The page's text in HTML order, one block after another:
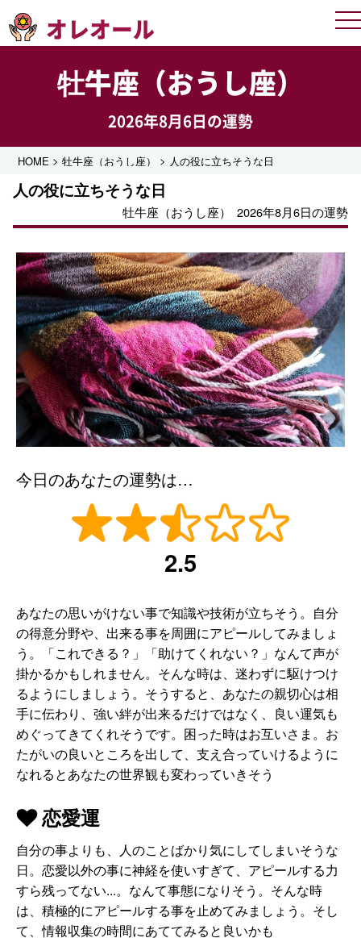
オレオール
牡牛座（おうし座）
2026年8月6日の運勢
HOME >牡牛座（おうし座） > 人の役に立ちそうな日
人の役に立ちそうな日
牡牛座（おうし座） 2026年8月6日の運勢
今日のあなたの運勢は…
2.5
あなたの思いがけない事で知識や技術が立ちそう。自分
の得意分野や、出来る事を周囲にアピールしてみましょ
う。「これできる？」「助けてくれない？」なんて声が
掛かるかもしれません。そんな時は、迷わずに駆けつけ
るようにしましょう。そうすると、あなたの親切心は相
手に伝わり、強い絆が出来るだけではなく、良い運気も
めぐってきてくれそうです。困った時はお互いさま。お
たがいの良いところを出して、支え合っていけるように
なれるとあなたの世界観も変わっていきそう
恋愛運
自分の事よりも、人のことばかり気にしてしまいそうな
日。恋愛以外の事に神経を使いすぎて、アピールする力
すら残ってない...。なんて事態になりそう。そんな時
は、積極的にアピールする事を止めてみましょう。そし
て、情報収集の時間にあててみると良いかも